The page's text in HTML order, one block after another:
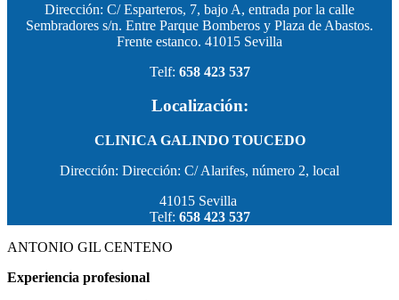
Dirección: C/ Esparteros, 7, bajo A, entrada por la calle
Sembradores s/n. Entre Parque Bomberos y Plaza de Abastos.
Frente estanco. 41015 Sevilla
Telf: 658 423 537
Localización:
CLINICA GALINDO TOUCEDO
Dirección: Dirección: C/ Alarifes, número 2, local
41015 Sevilla
Telf: 658 423 537
ANTONIO GIL CENTENO
Experiencia profesional